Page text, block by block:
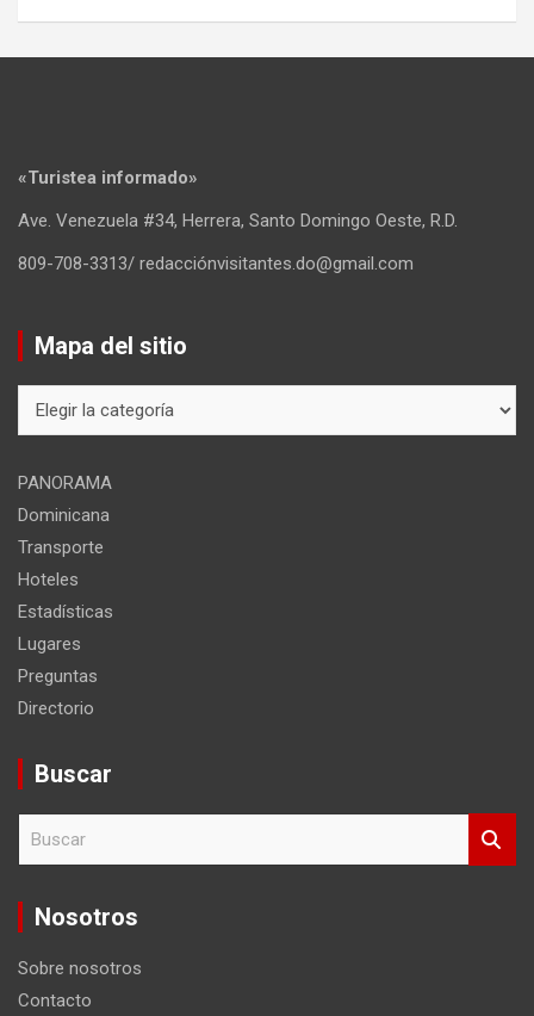
«Turistea informado»
Ave. Venezuela #34, Herrera, Santo Domingo Oeste, R.D.
809-708-3313/ redacciónvisitantes.do@gmail.com
Mapa del sitio
del
PANORAMA
Dominicana
Transporte
Hoteles
Estadísticas
Lugares
Preguntas
Directorio
Buscar
c
Nosotros
Sobre nosotros
Contacto